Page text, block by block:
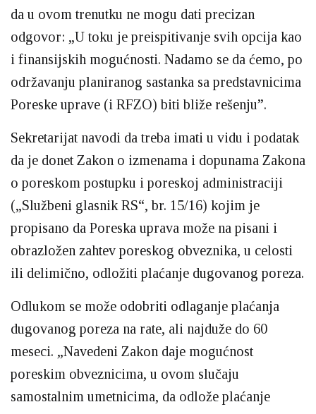
da u ovom trenutku ne mogu dati precizan
odgovor: „U toku je preispitivanje svih opcija kao
i finansijskih mogućnosti. Nadamo se da ćemo, po
održavanju planiranog sastanka sa predstavnicima
Poreske uprave (i RFZO) biti bliže rešenju”.
Sekretarijat navodi da treba imati u vidu i podatak
da je donet Zakon o izmenama i dopunama Zakona
o poreskom postupku i poreskoj administraciji
(„Službeni glasnik RS“, br. 15/16) kojim je
propisano da Poreska uprava može na pisani i
obrazložen zahtev poreskog obveznika, u celosti
ili delimično, odložiti plaćanje dugovanog poreza.
Odlukom se može odobriti odlaganje plaćanja
dugovanog poreza na rate, ali najduže do 60
meseci. „Navedeni Zakon daje mogućnost
poreskim obveznicima, u ovom slučaju
samostalnim umetnicima, da odlože plaćanje